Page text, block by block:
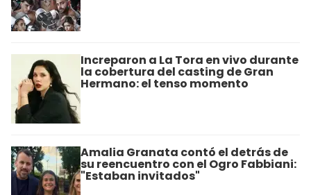
Increparon a La Tora en vivo durante
la cobertura del casting de Gran
Hermano: el tenso momento
Amalia Granata contó el detrás de
su reencuentro con el Ogro Fabbiani:
"Estaban invitados"